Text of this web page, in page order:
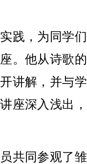
，为同学
。他从诗歌
讲解，并与
座深入浅出
同参观了